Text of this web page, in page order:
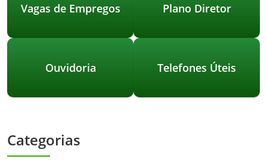
Vagas de Empregos Plano Diretor
Ouvidoria Telefones Úteis
Categorias